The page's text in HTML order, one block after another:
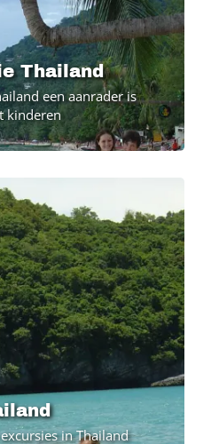
Thailand
een aanrader is
kinderen
in Thailand